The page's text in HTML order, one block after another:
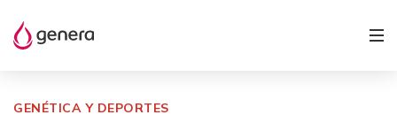
GENÉTICA Y DEPORTES